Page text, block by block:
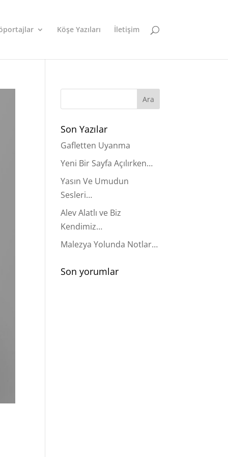
Köşe Yazıları İletişim
Son Yazılar
Gafletten Uyanma
Yeni Bir Sayfa Açılırken…
Yasın Ve Umudun
Sesleri…
Alev Alatlı ve Biz
Kendimiz…
Malezya Yolunda Notlar…
Son yorumlar